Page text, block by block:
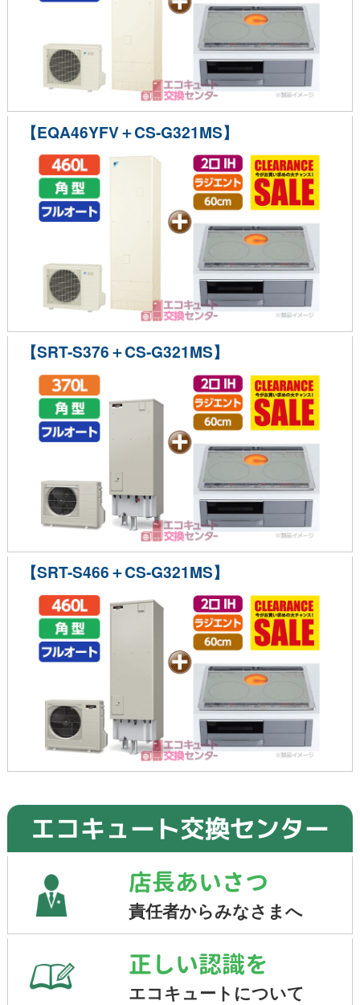
【EQA46YFV＋CS-G321MS】
【SRT-S376＋CS-G321MS】
【SRT-S466＋CS-G321MS】
エコキュート交換センター
店長あいさつ
責任者からみなさまへ
正しい認識を
エコキュートについて